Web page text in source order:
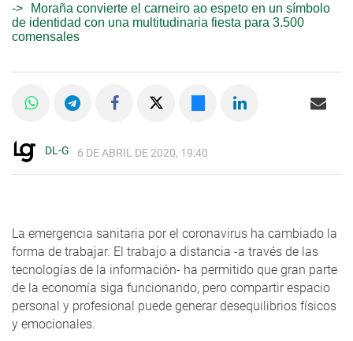
Moraña convierte el carneiro ao espeto en un símbolo
de identidad con una multitudinaria fiesta para 3.500
comensales
DL-G 6 DE ABRIL DE 2020, 19:40
La emergencia sanitaria por el coronavirus ha cambiado la
forma de trabajar. El trabajo a distancia -a través de las
tecnologías de la información- ha permitido que gran parte
de la economía siga funcionando, pero compartir espacio
personal y profesional puede generar desequilibrios físicos
y emocionales.